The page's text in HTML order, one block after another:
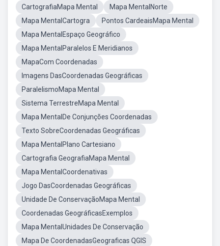
CartografiaMapa Mental
Mapa MentalNorte
Mapa MentalCartogra
Pontos CardeaisMapa Mental
Mapa MentalEspaço Geográfico
Mapa MentalParalelos E Meridianos
MapaCom Coordenadas
Imagens DasCoordenadas Geográficas
ParalelismoMapa Mental
Sistema TerrestreMapa Mental
Mapa MentalDe Conjunções Coordenadas
Texto SobreCoordenadas Geográficas
Mapa MentalPlano Cartesiano
Cartografia GeografiaMapa Mental
Mapa MentalCoordenativas
Jogo DasCoordenadas Geográficas
Unidade De ConservaçãoMapa Mental
Coordenadas GeográficasExemplos
Mapa MentalUnidades De Conservação
Mapa De CoordenadasGeograficas QGIS